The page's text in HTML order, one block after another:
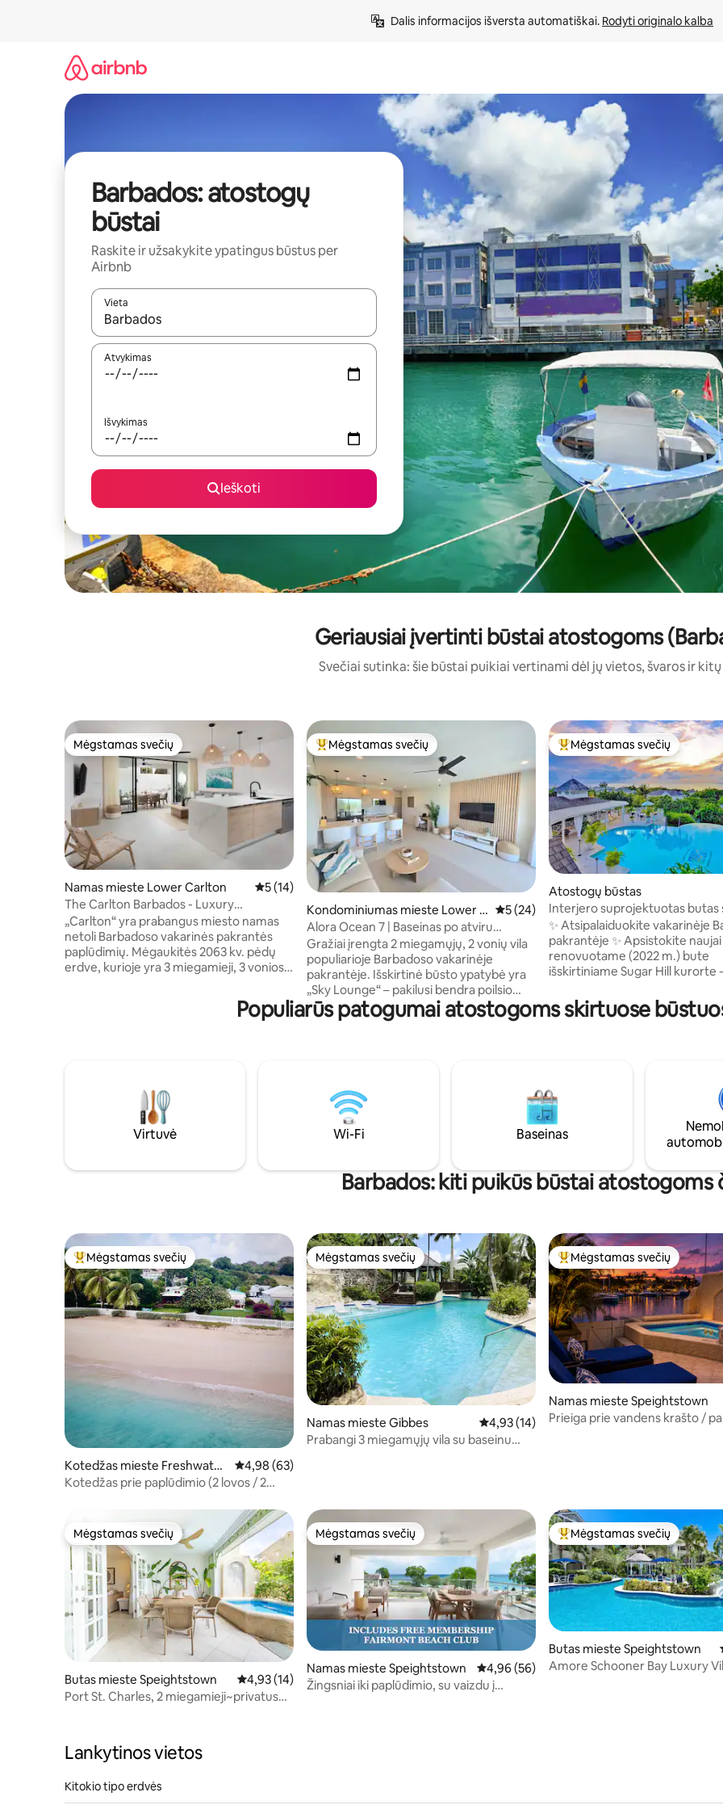
Dalis informacijos išversta automatiškai. Rodyti originalo kalba
Barbados: atostogų
būstai
Raskite ir užsakykite ypatingus būstus per
Airbnb
Vieta
Kai pasirodys paieškos rezultatai, juos naršyti galite naudodami rodykles aukštyn ir žemyn arba liesdami ir braukdami
Atvykimas
Išvykimas
Ieškoti
Geriausiai įvertinti būstai atostogoms
Svečiai sutinka: šie būstai puikiai vertinami dėl jų vietos, švaros ir
Mėgstamas svečių
Mėgstamas svečių
Namas mieste Lower Carlton Vidutinis įvertinimas: 5 iš 5, atsiliepimų: 14
5 (14)
The Carlton Barbados - Luxury
Townhouse nuoma
„Carlton“ yra prabangus miesto namas
netoli Barbadoso vakarinės pakrantės
paplūdimių. Mėgaukitės 2063 kv. pėdų
erdve, kurioje yra 3 miegamieji, 3 vonios
parduotuvių ir naktinio gyvenimo
maitinimu. Nesvarbu, ar norite
atsipalaiduoti, ar tyrinėti, „Carlton“ siūlo
geriausią iš abiejų pasaulių. Užsisakykite
nepamirštamą kelionę į Barbadosą jau
Svečių mėgstamiausias
Mėgstamas svečių
Kondominiumas mieste Lower C
arlton
Vidutinis įvertinimas: 5 iš 5, atsiliepimų: 24
5 (24)
Alora Ocean 7 | Baseinas po atviru
dangumi, kepsninė ant stogo ir vaizdas į
vandenyną
Gražiai įrengta 2 miegamųjų, 2 vonių vila
populiarioje Barbadoso vakarinėje
pakrantėje. Išskirtinė būsto ypatybė yra
„Sky Lounge“ – pakilusi bendra poilsio
zona su baseinu, saulės terasa ir vaizdu į
vandenyną. Tai puiki vieta dieną mėgautis
kondicionierius visame būste ir patikimas
belaidis internetas. „Alora 7“ – tai
atsipalaidavęs gyvenimas saloje,
komfortas ir stilius, kad atostogos būtų
Svečių mėgstamiausias
Mėgstamas svečių
Atostogų būstas
Interjero suprojektuotas butas
miegamaisiais ir 2 vonios
✨ Atsipalaiduokite vakarinėje
pakrantėje ✨ Apsistokite naujai
renovuotame (2022 m.) bute
išskirtiniame Sugar Hill kurorte
iš kurios atsiveria vaizdas į jūrą
jūsų balkono atsiveria vaizdas į
restoranų, parduotuvių ir
gyvenimo Puikiai tinka poroms,
ar draugams, ieškantiems
patogumo ir Karibų žavesio.
Populiarūs patogumai atostogoms skirtuose
Virtuvė Wi-Fi Baseinas
Barbados: kiti puikūs būstai atostogoms
Svečių mėgstamiausias
Mėgstamas svečių
Kotedžas mieste Freshwater
Bay
Vidutinis įvertinimas: 4,98 iš 5, atsiliepimų: 63
4,98 (63)
Kotedžas prie paplūdimio (2 lovos / 2
Mėgstamas svečių
Mėgstamas svečių
Namas mieste Gibbes Vidutinis įvertinimas: 4,93 iš 5, atsiliepimų: 14
4,93 (14)
Prabangi 3 miegamųjų vila su baseinu
Svečių mėgstamiausias
Mėgstamas svečių
Namas mieste Speightstown
Prieiga prie vandens krašto /
Mėgstamas svečių
Mėgstamas svečių
Butas mieste Speightstown Vidutinis įvertinimas: 4,93 iš 5, atsiliepimų: 14
4,93 (14)
Port St. Charles, 2 miegamieji~privatus
Mėgstamas svečių
Mėgstamas svečių
Namas mieste Speightstown Vidutinis įvertinimas: 4,96 iš 5, atsiliepimų: 56
4,96 (56)
Žingsniai iki paplūdimio, su vaizdu į
Svečių mėgstamiausias
Mėgstamas svečių
Butas mieste Speightstown
Amore Schooner Bay Luxury
Lankytinos vietos
Kitokio tipo erdvės